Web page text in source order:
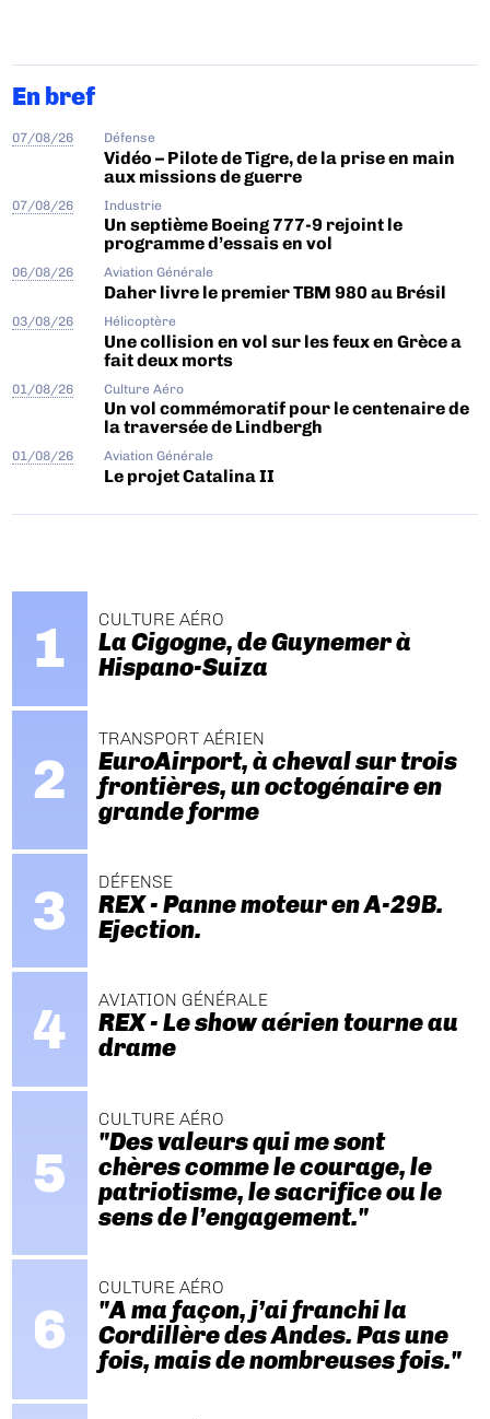
En bref
07/08/26 Défense
Vidéo – Pilote de Tigre, de la prise en main
aux missions de guerre
07/08/26 Industrie
Un septième Boeing 777-9 rejoint le
programme d’essais en vol
06/08/26 Aviation Générale
Daher livre le premier TBM 980 au Brésil
03/08/26 Hélicoptère
Une collision en vol sur les feux en Grèce a
fait deux morts
01/08/26 Culture Aéro
Un vol commémoratif pour le centenaire de
la traversée de Lindbergh
01/08/26 Aviation Générale
Le projet Catalina II
CULTURE AÉRO
La Cigogne, de Guynemer à
Hispano-Suiza
TRANSPORT AÉRIEN
EuroAirport, à cheval sur trois
frontières, un octogénaire en
grande forme
DÉFENSE
REX - Panne moteur en A-29B.
Ejection.
AVIATION GÉNÉRALE
REX - Le show aérien tourne au
drame
CULTURE AÉRO
"Des valeurs qui me sont
chères comme le courage, le
patriotisme, le sacrifice ou le
sens de l’engagement."
CULTURE AÉRO
"A ma façon, j’ai franchi la
Cordillère des Andes. Pas une
fois, mais de nombreuses fois."